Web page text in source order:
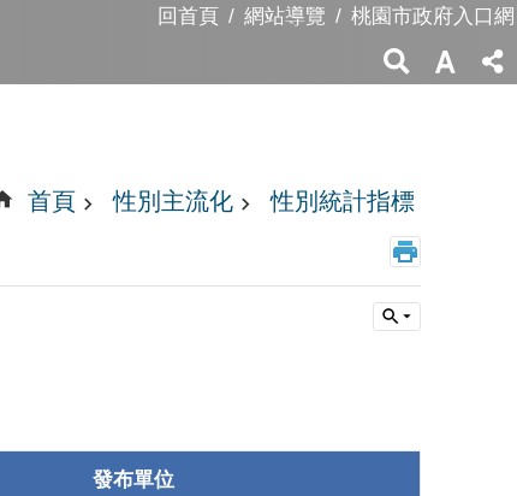
回首頁 網站導覽 桃園市政府入口網
首頁 性別主流化 性別統計指標
發布單位